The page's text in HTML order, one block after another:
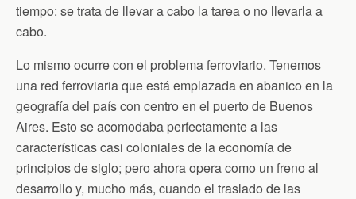
tiempo: se trata de llevar a cabo la tarea o no llevarla a
cabo.
Lo mismo ocurre con el problema ferroviario. Tenemos
una red ferroviaria que está emplazada en abanico en la
geografía del país con centro en el puerto de Buenos
Aires. Esto se acomodaba perfectamente a las
características casi coloniales de la economía de
principios de siglo; pero ahora opera como un freno al
desarrollo y, mucho más, cuando el traslado de las